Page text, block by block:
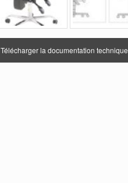
Télécharger la documentation technique